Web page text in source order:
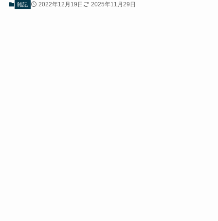
雑記 2022年12月19日 2025年11月29日